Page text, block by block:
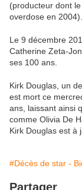
(producteur dont
overdose en 2004).
Le 9 décembre
Catherine Zeta-
ses 100 ans.
Kirk Douglas, un
est mort ce
ans, laissant ainsi
comme Olivia De
Kirk Douglas est à
#Décès de star -
Partager